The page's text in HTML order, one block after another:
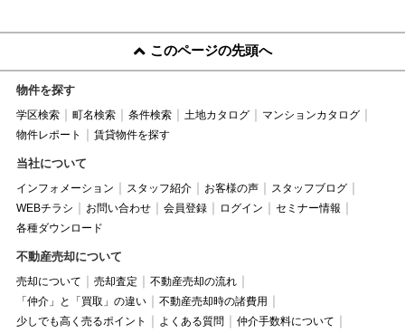
このページの先頭へ
物件を探す
学区検索 町名検索 条件検索 土地カタログ
マンションカタログ
物件レポート
賃貸物件を探す
当社について
インフォメーション スタッフ紹介 お客様の声
スタッフブログ
WEBチラシ
お問い合わせ 会員登録 ログイン
セミナー情報
各種ダウンロード
不動産売却について
売却について 売却査定
不動産売却の流れ
「仲介」と「買取」の違い
不動産売却時の諸費用
少しでも高く売るポイント
よくある質問
仲介手数料について